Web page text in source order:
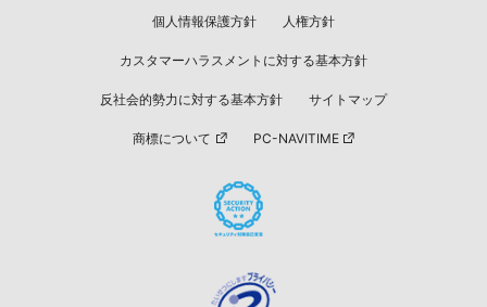
個人情報保護方針 人権方針
カスタマーハラスメントに対する基本方針
反社会的勢力に対する基本方針 サイトマップ
商標について PC-NAVITIME